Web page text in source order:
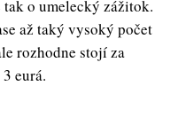
o umelecký zážitok.
až taký vysoký počet
rozhodne stojí za
eurá.